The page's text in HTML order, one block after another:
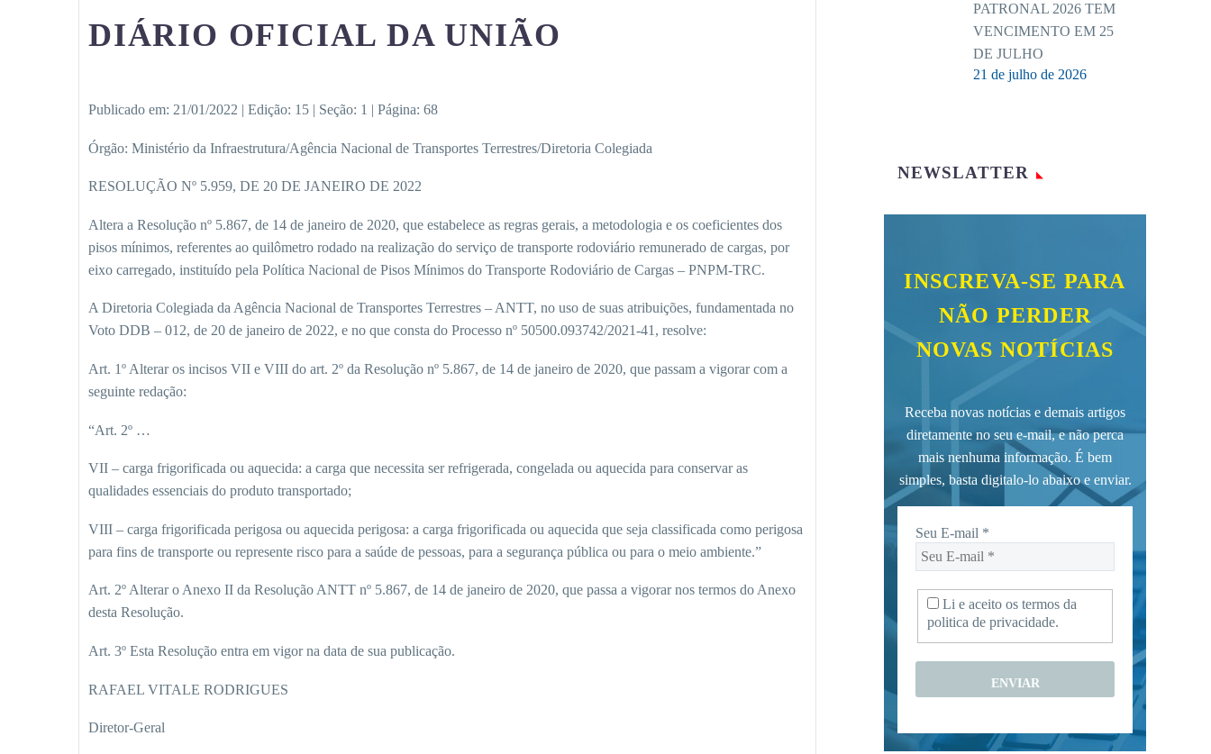
DIÁRIO OFICIAL DA UNIÃO
Publicado em: 21/01/2022 | Edição: 15 | Seção: 1 | Página: 68
Órgão: Ministério da Infraestrutura/Agência Nacional de Transportes Terrestres/Diretoria Colegiada
RESOLUÇÃO Nº 5.959, DE 20 DE JANEIRO DE 2022
Altera a Resolução nº 5.867, de 14 de janeiro de 2020, que estabelece as regras gerais, a metodologia e os coeficientes dos
pisos mínimos, referentes ao quilômetro rodado na realização do serviço de transporte rodoviário remunerado de cargas, por
eixo carregado, instituído pela Política Nacional de Pisos Mínimos do Transporte Rodoviário de Cargas – PNPM-TRC.
A Diretoria Colegiada da Agência Nacional de Transportes Terrestres – ANTT, no uso de suas atribuições, fundamentada no
Voto DDB – 012, de 20 de janeiro de 2022, e no que consta do Processo nº 50500.093742/2021-41, resolve:
Art. 1º Alterar os incisos VII e VIII do art. 2º da Resolução nº 5.867, de 14 de janeiro de 2020, que passam a vigorar com a
seguinte redação:
“Art. 2º …
VII – carga frigorificada ou aquecida: a carga que necessita ser refrigerada, congelada ou aquecida para conservar as
qualidades essenciais do produto transportado;
VIII – carga frigorificada perigosa ou aquecida perigosa: a carga frigorificada ou aquecida que seja classificada como perigosa
para fins de transporte ou represente risco para a saúde de pessoas, para a segurança pública ou para o meio ambiente.”
Art. 2º Alterar o Anexo II da Resolução ANTT nº 5.867, de 14 de janeiro de 2020, que passa a vigorar nos termos do Anexo
desta Resolução.
Art. 3º Esta Resolução entra em vigor na data de sua publicação.
RAFAEL VITALE RODRIGUES
Diretor-Geral
PATRONAL 2026 TEM
VENCIMENTO EM 25
DE JULHO
21 de julho de 2026
NEWSLATTER
INSCREVA-SE PARA
NÃO PERDER
NOVAS NOTÍCIAS
Receba novas notícias e demais artigos
diretamente no seu e-mail, e não perca
mais nenhuma informação. É bem
simples, basta digitalo-lo abaixo e enviar.
Seu E-mail *
Li e aceito os termos da
politica de privacidade.